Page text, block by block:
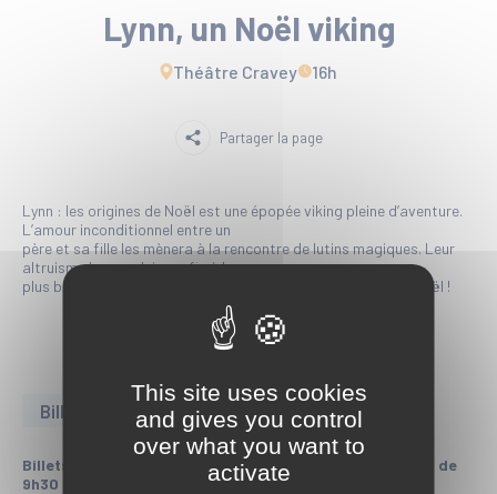
Lynn, un Noël viking
Théâtre Cravey 16h
Partager la page
Lynn : les origines de Noël est une épopée viking pleine d’aventure.
L’amour inconditionnel entre un
père et sa fille les mènera à la rencontre de lutins magiques. Leur
altruisme les conduira enfin à la
plus belle des entreprises : Créer la toute première fête de Noël !
Billetterie et renseignements
Billets en vente au Théâtre Cravey, du mardi au Vendredi de
9h30 à 17h30 ainsi que 1h avant chaque spectacle
This site uses cookies
and gives you control
over what you want to
activate